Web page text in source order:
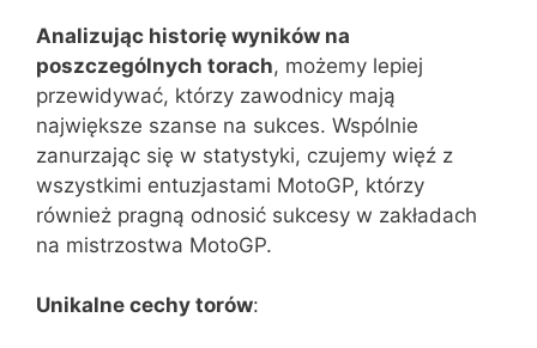
Analizując historię wyników na
poszczególnych torach, możemy lepiej
przewidywać, którzy zawodnicy mają
największe szanse na sukces. Wspólnie
zanurzając się w statystyki, czujemy więź z
wszystkimi entuzjastami MotoGP, którzy
również pragną odnosić sukcesy w zakładach
na mistrzostwa MotoGP.
Unikalne cechy torów: